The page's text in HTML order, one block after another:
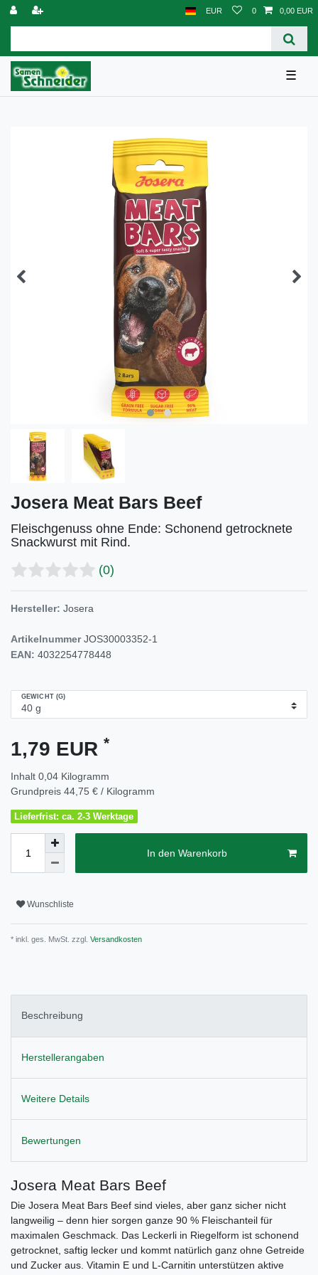
EUR 0 0,00 EUR
☰
Josera Meat Bars Beef
Fleischgenuss ohne Ende: Schonend getrocknete
Snackwurst mit Rind.
(0)
Hersteller: Josera
ArtikelnummerJOS30003352-1
EAN: 4032254778448
GEWICHT (G)
1,79 EUR *
Inhalt 0,04 Kilogramm
Grundpreis 44,75 € / Kilogramm
Lieferfrist: ca. 2-3 Werktage
In den Warenkorb
Wunschliste
* inkl. ges. MwSt. zzgl. Versandkosten
Beschreibung
Herstellerangaben
Weitere Details
Bewertungen
Josera Meat Bars Beef
Die Josera Meat Bars Beef sind vieles, aber ganz sicher nicht
langweilig – denn hier sorgen ganze 90 % Fleischanteil für
maximalen Geschmack. Das Leckerli in Riegelform ist schonend
getrocknet, saftig lecker und kommt natürlich ganz ohne Getreide
und Zucker aus. Vitamin E und L-Carnitin unterstützen aktive